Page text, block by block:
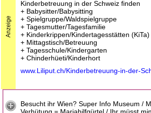
Anzeige
Kinderbetreuung in der Schweiz finden
+ Babysitter/Babysitting
+ Spielgruppe/Waldspielgruppe
+ Tagesmutter/Tagesfamilie
+ Kinderkrippen/Kindertagesstätten (KiTa)
+ Mittagstisch/Betreuung
+ Tagesschule/Kindergarten
+ Chinderhüeti/Kinderhort
www.Liliput.ch/Kinderbetreuung-in-der-
Besucht ihr Wien? Super Info Museum /